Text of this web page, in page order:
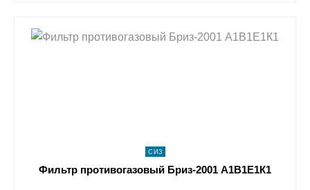
shopping_cart В КОРЗИНУ
СИЗ
Фильтр противогазовый Бриз-2001 А1В1Е1К1